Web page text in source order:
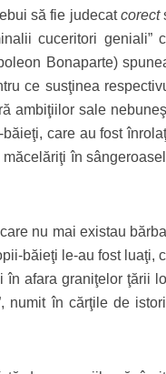
să fie judecatcorect
cuceritori geniali”
Bonaparte)
ce susţinea
ambiţiilor sale
care au fost
în
nu mai existau
băieţi le-au fost luaţi,
afara graniţelor ţării
numit în cărţile de